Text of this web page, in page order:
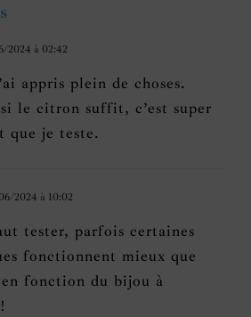
2024 à 02:42
appris plein de choses.
le citron suffit, c’est super
que je teste.
2024 à 10:02
tester, parfois certaines
fonctionnent mieux que
en fonction du bijou à